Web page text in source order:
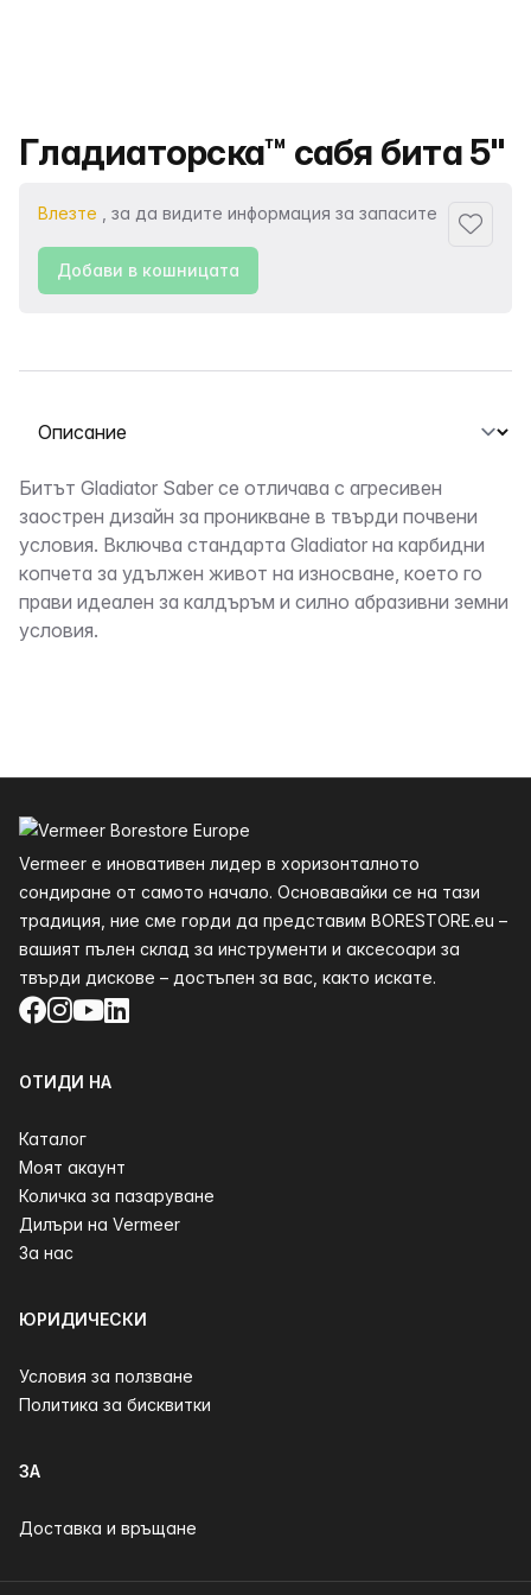
Име на продукта
Гладиаторска™ сабя бита 5"
Влезте , за да видите информация за запасите
Добави в кошницата
Избор на раздел
Описание
Битът Gladiator Saber се отличава с агресивен
заострен дизайн за проникване в твърди почвени
условия. Включва стандарта Gladiator на карбидни
копчета за удължен живот на износване, което го
прави идеален за калдъръм и силно абразивни земни
условия.
Vermeer е иновативен лидер в хоризонталното
сондиране от самото начало. Основавайки се на тази
традиция, ние сме горди да представим BORESTORE.eu –
вашият пълен склад за инструменти и аксесоари за
твърди дискове – достъпен за вас, както искате.
Facebook
Instagram
YouTube
LinkedIn
ОТИДИ НА
Каталог
Моят акаунт
Количка за пазаруване
Дилъри на Vermeer
За нас
ЮРИДИЧЕСКИ
Условия за ползване
Политика за бисквитки
ЗА
Доставка и връщане